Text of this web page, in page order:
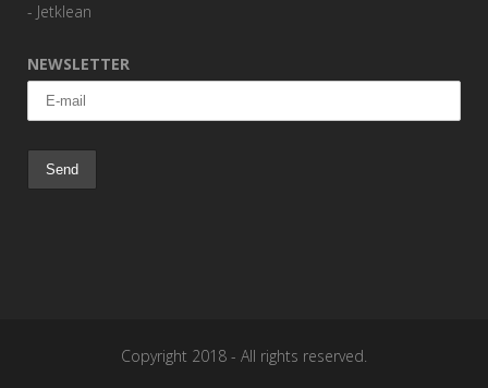
- Jetklean
NEWSLETTER
Copyright 2018 - All rights reserved.